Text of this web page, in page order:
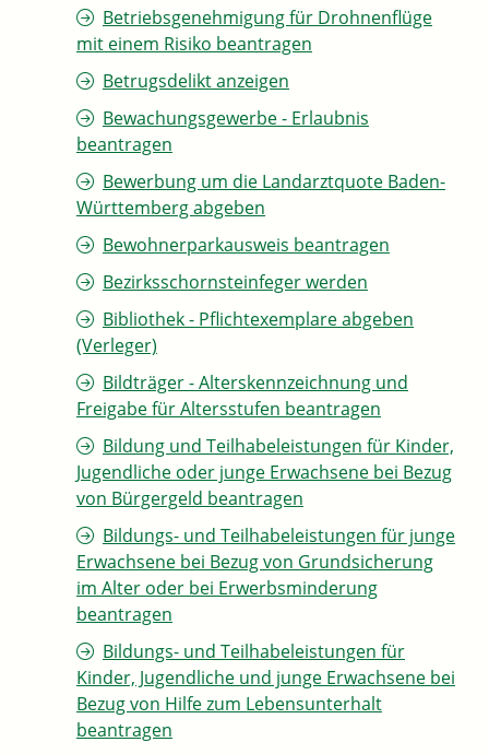
Betriebsgenehmigung für Drohnenflüge
mit einem Risiko beantragen
Betrugsdelikt anzeigen
Bewachungsgewerbe - Erlaubnis
beantragen
Bewerbung um die Landarztquote Baden-
Württemberg abgeben
Bewohnerparkausweis beantragen
Bezirksschornsteinfeger werden
Bibliothek - Pflichtexemplare abgeben
(Verleger)
Bildträger - Alterskennzeichnung und
Freigabe für Altersstufen beantragen
Bildung und Teilhabeleistungen für Kinder,
Jugendliche oder junge Erwachsene bei Bezug
von Bürgergeld beantragen
Bildungs- und Teilhabeleistungen für junge
Erwachsene bei Bezug von Grundsicherung
im Alter oder bei Erwerbsminderung
beantragen
Bildungs- und Teilhabeleistungen für
Kinder, Jugendliche und junge Erwachsene bei
Bezug von Hilfe zum Lebensunterhalt
beantragen